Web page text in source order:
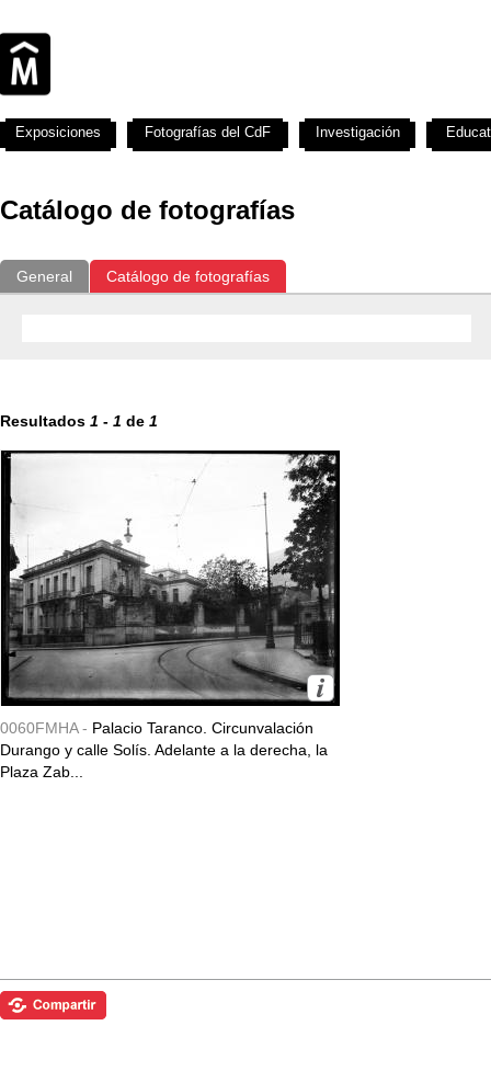
Catálogo de fotografías
General Catálogo de fotografías
Resultados 1 - 1 de 1
0060FMHA - Palacio Taranco. Circunvalación
Durango y calle Solís. Adelante a la derecha, la
Plaza Zab...
Exposiciones Fotografías del CdF Investigación